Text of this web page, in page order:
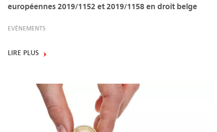
européennes 2019/1152 et 2019/1158 en droit belge
EVÈNEMENTS
LIRE PLUS